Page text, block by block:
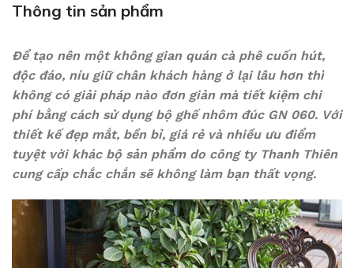
Thông tin sản phẩm
Để tạo nên một không gian quán cà phê cuốn hút,
độc đáo, níu giữ chân khách hàng ở lại lâu hơn thì
không có giải pháp nào đơn giản mà tiết kiệm chi
phí bằng cách sử dụng bộ ghế nhôm đúc GN 060. Với
thiết kế đẹp mắt, bền bỉ, giá rẻ và nhiều ưu điểm
tuyệt vời khác bộ sản phẩm do công ty Thanh Thiên
cung cấp chắc chắn sẽ không làm bạn thất vọng.